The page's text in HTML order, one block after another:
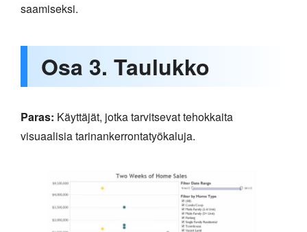
saamiseksi.
Osa 3. Taulukko
Paras: Käyttäjät, jotka tarvitsevat tehokkaita
visuaalisia tarinankerrontatyökaluja.